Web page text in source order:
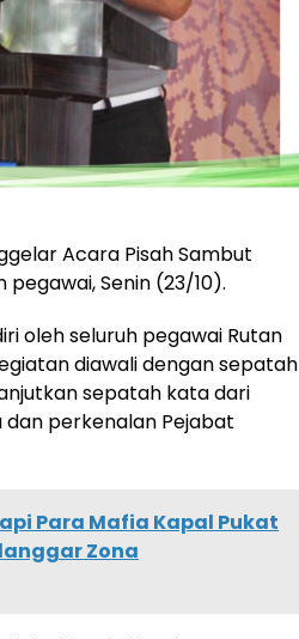
Acara Pisah Sambut
Senin (23/10).
oleh seluruh pegawai Rutan
diawali dengan sepatah
sepatah kata dari
perkenalan Pejabat
Para Mafia Kapal Pukat
Zona